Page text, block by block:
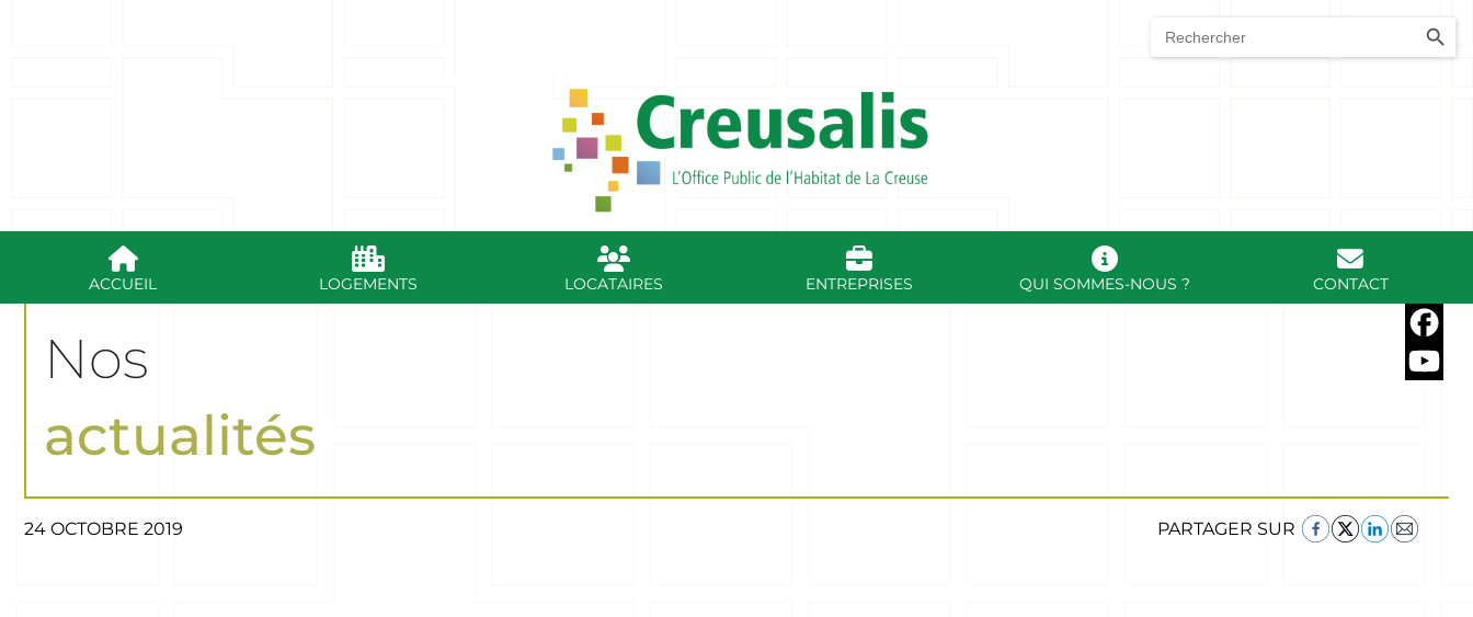
for:
SEARCH
ACCUEIL LOGEMENTS LOCATAIRES ENTREPRISES QUI SOMMES-NOUS ? CONTACT
Nos
actualités
24 OCTOBRE 2019 PARTAGER SUR